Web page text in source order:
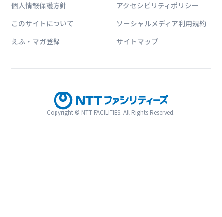
個人情報保護方針
アクセシビリティポリシー
このサイトについて
ソーシャルメディア利用規約
えふ・マガ登録
サイトマップ
Copyright © NTT FACILITIES. All Rights Reserved.